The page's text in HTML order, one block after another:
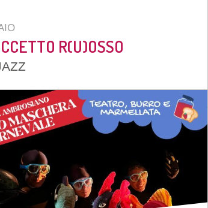
R(U)OSSO